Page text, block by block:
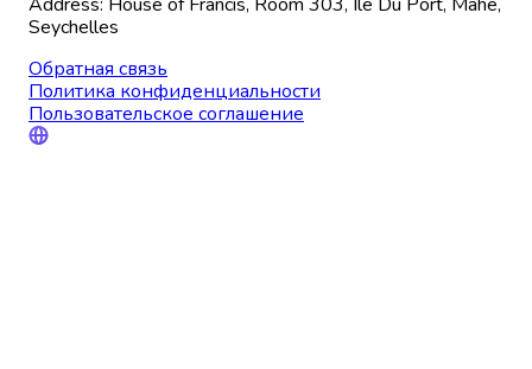
Seychelles
Обратная связь
Политика конфиденциальности
Пользовательское соглашение